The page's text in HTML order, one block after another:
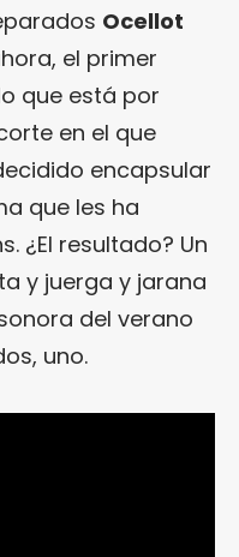
Ocellot
el primer
que está por
en el que
encapsular
que les ha
¿El resultado? Un
y juerga y jarana
del verano
uno.